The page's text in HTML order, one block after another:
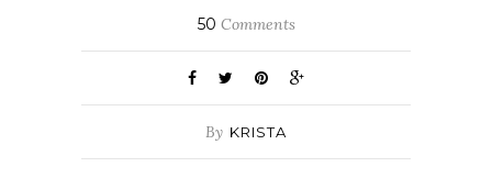
50 Comments
By KRISTA